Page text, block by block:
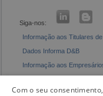
Siga-nos:
Informação aos Titulares
Dados Informa D&B
Informação aos
Com o seu